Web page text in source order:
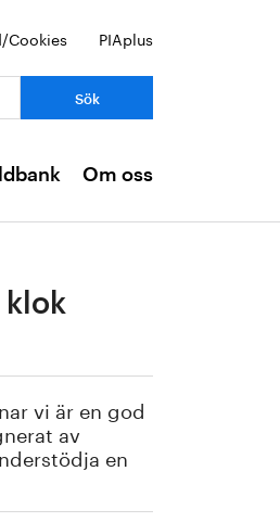
Cookies PIAplus
Om oss
vi är en god
av
en